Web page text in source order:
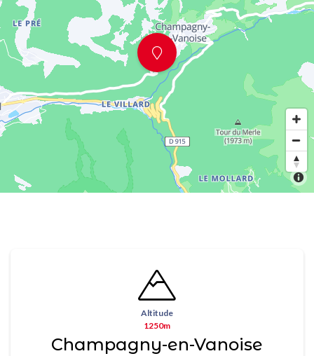
Altitude
1250m
Champagny-en-Vanoise